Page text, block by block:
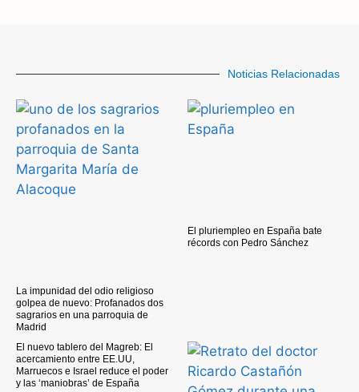
Noticias Relacionadas
La impunidad del odio religioso
golpea de nuevo: Profanados dos
sagrarios en una parroquia de
Madrid
El pluriempleo en España bate
récords con Pedro Sánchez
El nuevo tablero del Magreb: El
acercamiento entre EE.UU,
Marruecos e Israel reduce el poder
y las ‘maniobras’ de España